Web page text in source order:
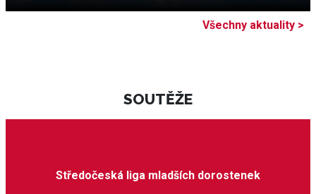
Všechny aktuality >
SOUTĚŽE
Středočeská liga mladších dorostenek